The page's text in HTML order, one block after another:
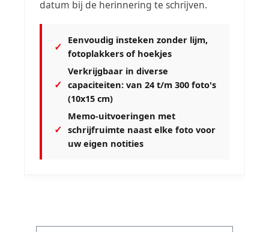
datum bij de herinnering te schrijven.
✓
Eenvoudig insteken zonder lijm,
fotoplakkers of hoekjes
✓
Verkrijgbaar in diverse
capaciteiten: van 24 t/m 300 foto's
(10x15 cm)
✓
Memo-uitvoeringen met
schrijfruimte naast elke foto voor
uw eigen notities